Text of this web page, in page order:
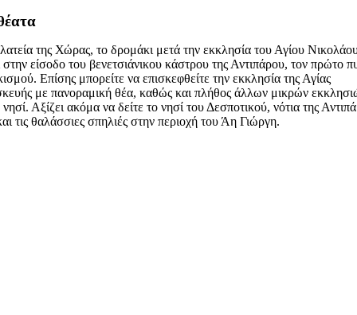
της Χώρας, το δρομάκι μετά την εκκλησία του Αγίου
στην είσοδο του βενετσιάνικου κάστρου της Αντιπάρου, τον πρώτο
Επίσης μπορείτε να επισκεφθείτε την εκκλησία της Αγίας
με πανοραμική θέα, καθώς και πλήθος άλλων μικρών
Αξίζει ακόμα να δείτε το νησί του Δεσποτικού, νότια της
τις θαλάσσιες σπηλιές στην περιοχή του Άη Γιώργη.